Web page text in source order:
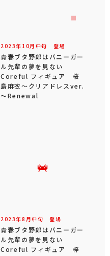
2023年 10月 中旬 登場
青春ブタ野郎はバニーガー
ル先輩の夢を見ない
Coreful フィギュア 桜
島麻衣～クリアドレスver.
～Renewal
2023年8 月中旬 登場
青春ブタ野郎はバニーガー
ル先輩の夢を見ない
Coreful フィギュア 梓